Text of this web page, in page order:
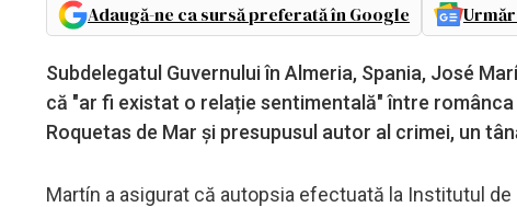
Adaugă-ne ca sursă preferată în Google
Subdelegatul Guvernului în Almeria, Spania, José
că "ar fi existat o relație sentimentală" între
Roquetas de Mar și presupusul autor al crimei, un
Martín a asigurat că autopsia efectuată la Institutul